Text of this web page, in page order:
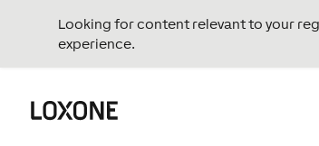
Looking for content relevant to your
experience.